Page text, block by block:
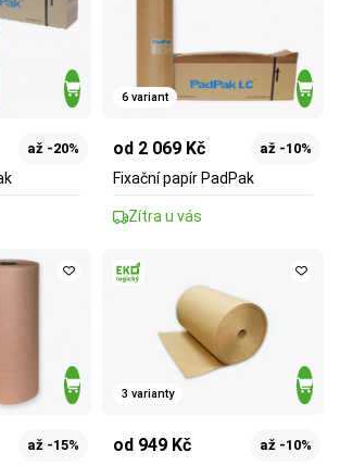
až -20%
6 variant
od 2 069 Kč až -10%
Fixační papír PadPak
Zítra u vás
až -15%
3 varianty
od 949 Kč až -10%